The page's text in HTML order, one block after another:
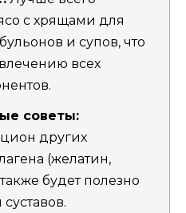
с хрящами для
и супов, что
всех
советы:
других
(желатин,
будет полезно